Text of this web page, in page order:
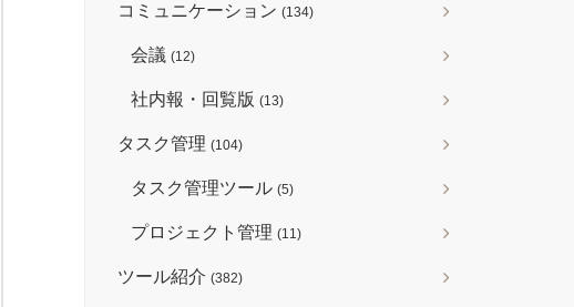
コミュニケーション (134)
会議 (12)
社内報・回覧版 (13)
タスク管理 (104)
タスク管理ツール (5)
プロジェクト管理 (11)
ツール紹介 (382)